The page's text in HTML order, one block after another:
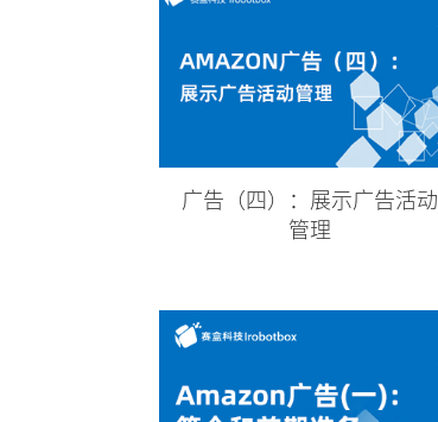
广告（四）：展示广告活动
管理